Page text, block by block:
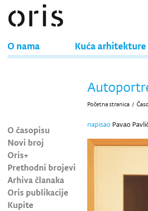
O nama Kuća arhitekture
O časopisu
Novi broj
Oris+
Prethodni brojevi
Arhiva članaka
Oris publikacije
Kupite
Početna stranica /
napisao Pavao